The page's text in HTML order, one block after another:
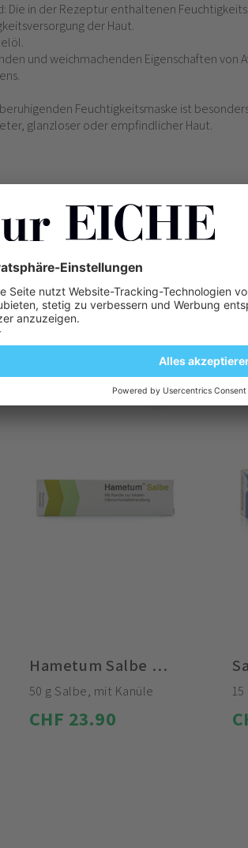
Die in der Rezeptur enthaltenen
der Haut.
und weichmachenden Eigenschaften von
Feuchtigkeitsmaske ist
glanzloser oder empfindlicher Haut.
Hametum Salbe mit Kanüle
50 g Salbe, mit Kanüle
CHF 23.90